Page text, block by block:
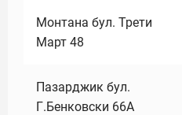
Монтана бул. Трети
Март 48
Пазарджик бул.
Г.Бенковски 66А